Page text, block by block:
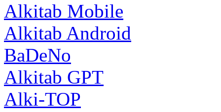
Alkitab Mobile
Alkitab Android
BaDeNo
Alkitab GPT
Alki-TOP